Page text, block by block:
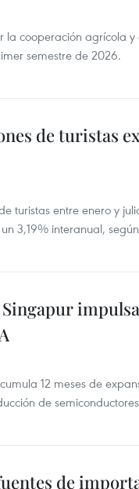
cooperación agrícola y
semestre de 2026.
de turistas
turistas entre enero y
3,19% interanual,
12 meses de
de
de